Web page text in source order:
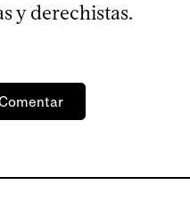
y derechistas.